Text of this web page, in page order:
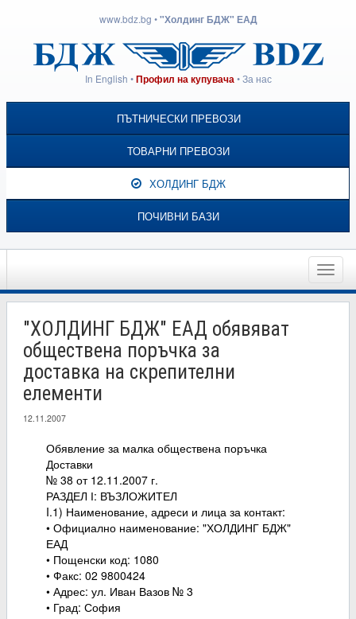
www.bdz.bg •"Холдинг БДЖ" ЕАД
In English •Профил на купувача •За нас
ПЪТНИЧЕСКИ ПРЕВОЗИ
ТОВАРНИ ПРЕВОЗИ
ХОЛДИНГ БДЖ
ПОЧИВНИ БАЗИ
Toggle
"ХОЛДИНГ БДЖ" ЕАД обявяват
обществена поръчка за
доставка на скрепителни
елементи
12.11.2007
Обявление за малка обществена поръчка
Доставки
№ 38 от 12.11.2007 г.
РАЗДЕЛ І: ВЪЗЛОЖИТЕЛ
I.1) Наименование, адреси и лица за контакт:
• Официално наименование: "ХОЛДИНГ БДЖ"
ЕАД
• Пощенски код: 1080
• Факс: 02 9800424
• Адрес: ул. Иван Вазов № 3
• Град: София